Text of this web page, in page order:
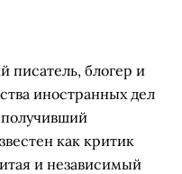
писатель, блогер и
иностранных дел
как критик
и независимый